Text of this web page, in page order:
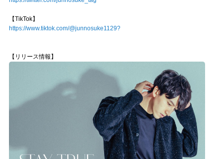
【TikTok】
https://www.tiktok.com/@junnosuke1129?
【リリース情報】